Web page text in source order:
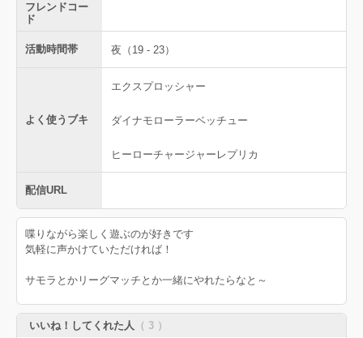
フレンドコー
ド
活動時間帯 夜（19 - 23）
よく使うブキ
エクスプロッシャー
ダイナモローラーベッチュー
ヒーローチャージャーレプリカ
配信URL
喋りながら楽しく遊ぶのが好きです
気軽に声かけていただければ！​​​​​​
サモラとかリーグマッチとか一緒にやれたらなと～
いいね！してくれた人 （ 3 ）